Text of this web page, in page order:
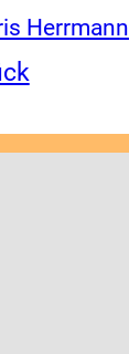
Herrmann